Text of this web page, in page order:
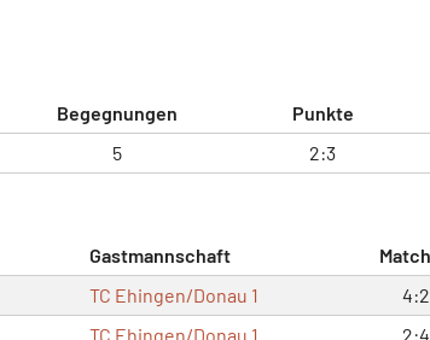
Begegnungen Punkte
5 2:3
Gastmannschaft
TC Ehingen/Donau 1 4:2
TC Ehingen/Donau 1 2:4